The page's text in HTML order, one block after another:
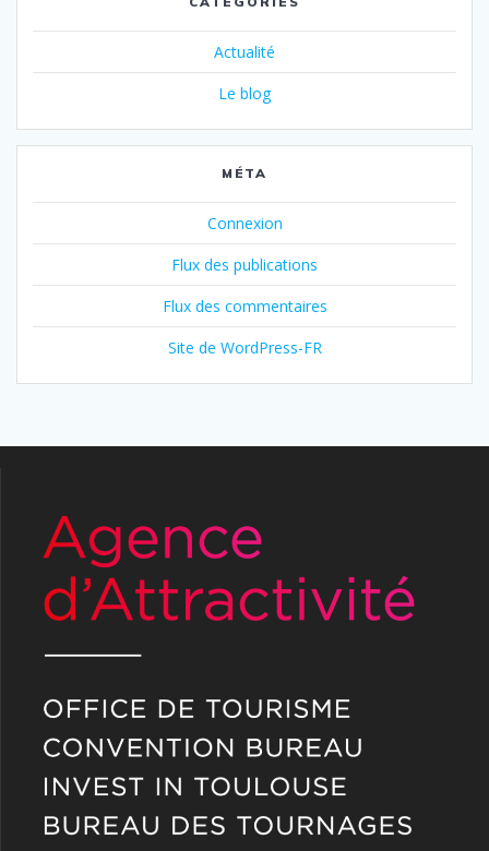
Actualité
Le blog
MÉTA
Connexion
Flux des publications
Flux des commentaires
Site de WordPress-FR